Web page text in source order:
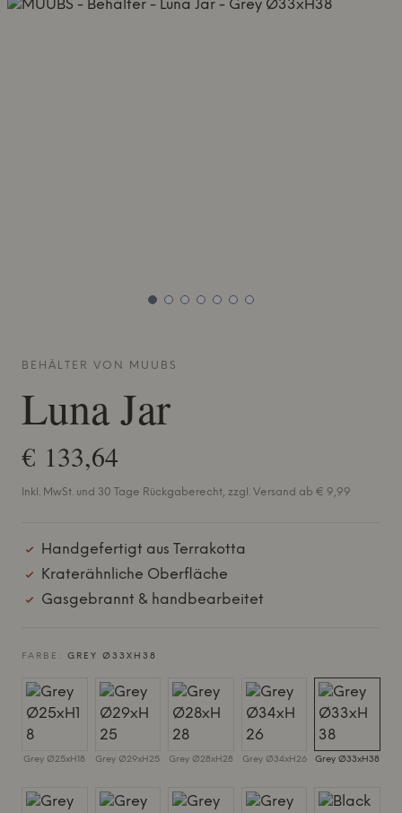
BEHÄLTER VON MUUBS
Luna Jar
€ 133,64
Inkl. MwSt. und 30 Tage Rückgaberecht, zzgl. Versand ab € 9,99
Handgefertigt aus Terrakotta
Kraterähnliche Oberfläche
Gasgebrannt & handbearbeitet
FARBE: GREY Ø33XH38
Grey Ø25xH18 Grey Ø29xH25 Grey Ø28xH28 Grey Ø34xH26 Grey Ø33xH38